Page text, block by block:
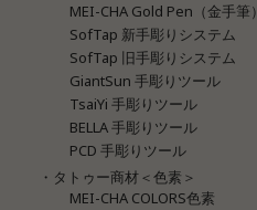
MEI-CHA Gold Pen（金手筆）
SofTap 新手彫りシステム
SofTap 旧手彫りシステム
GiantSun 手彫りツール
TsaiYi 手彫りツール
BELLA 手彫りツール
PCD 手彫りツール
・タトゥー商材＜色素＞
MEI-CHA COLORS色素